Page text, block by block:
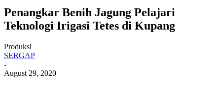
Penangkar Benih Jagung Pelajari
Teknologi Irigasi Tetes di Kupang
Produksi
SERGAP
-
August 29, 2020